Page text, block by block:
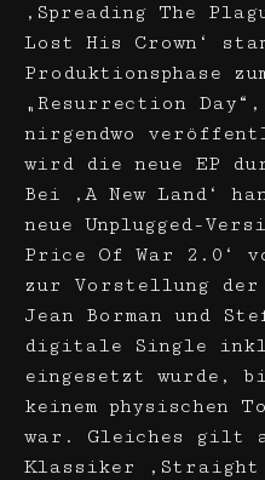
‚Spreading The
Lost His Crown‘
Produktionsphase
„Resurrection
nirgendwo
wird die neue EP
Bei ‚A New Land‘
neue Unplugged-
Price Of War 2.0‘
zur Vorstellung der
Jean Borman und
digitale Single
eingesetzt wurde,
keinem physischen
war. Gleiches gilt
Klassiker ‚Straight